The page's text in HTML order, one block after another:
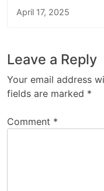
April 17, 2025
Leave a Reply
Your email address
fields are marked *
Comment *